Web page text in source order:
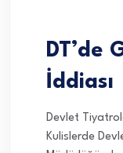
DT’de
İddiası
Devlet
Kulislerde